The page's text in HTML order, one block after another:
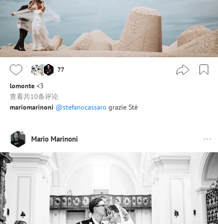
77
lomonte <3
查看共10条评论
mariomarinoni @stefanocassaro grazie Stè
Mario Marinoni